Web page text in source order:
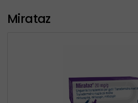
Mirataz